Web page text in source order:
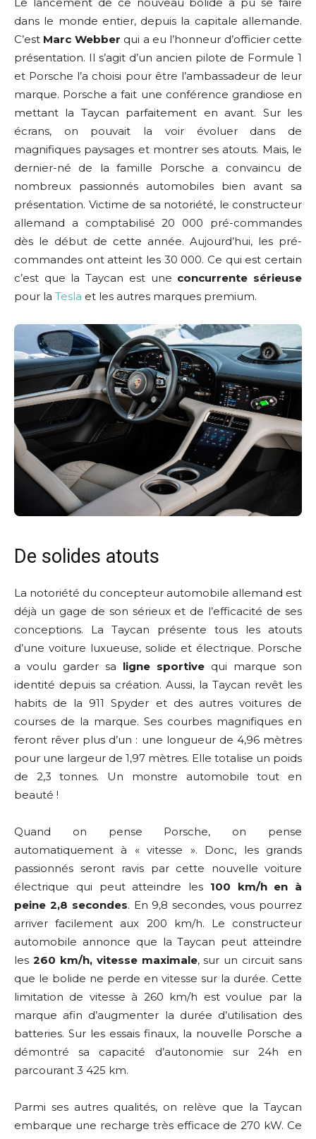
dans le monde entier, depuis la capitale allemande.
C’est Marc Webber qui a eu l’honneur d’officier cette
présentation. Il s’agit d’un ancien pilote de Formule 1
et Porsche l’a choisi pour être l’ambassadeur de leur
marque. Porsche a fait une conférence grandiose en
mettant la Taycan parfaitement en avant. Sur les
écrans, on pouvait la voir évoluer dans de
magnifiques paysages et montrer ses atouts. Mais, le
dernier-né de la famille Porsche a convaincu de
nombreux passionnés automobiles bien avant sa
présentation. Victime de sa notoriété, le constructeur
allemand a comptabilisé 20 000 pré-commandes
dès le début de cette année. Aujourd’hui, les pré-
commandes ont atteint les 30 000. Ce qui est certain
c’est que la Taycan est une concurrente sérieuse
pour la Tesla et les autres marques premium.
De solides atouts
La notoriété du concepteur automobile allemand est
déjà un gage de son sérieux et de l’efficacité de ses
conceptions. La Taycan présente tous les atouts
d’une voiture luxueuse, solide et électrique. Porsche
a voulu garder sa ligne sportive qui marque son
identité depuis sa création. Aussi, la Taycan revêt les
habits de la 911 Spyder et des autres voitures de
courses de la marque. Ses courbes magnifiques en
feront rêver plus d’un : une longueur de 4,96 mètres
pour une largeur de 1,97 mètres. Elle totalise un poids
de 2,3 tonnes. Un monstre automobile tout en
beauté !
Quand on pense Porsche, on pense
automatiquement à « vitesse ». Donc, les grands
passionnés seront ravis par cette nouvelle voiture
électrique qui peut atteindre les 100 km/h en à
peine 2,8 secondes. En 9,8 secondes, vous pourrez
arriver facilement aux 200 km/h. Le constructeur
automobile annonce que la Taycan peut atteindre
les 260 km/h, vitesse maximale, sur un circuit sans
que le bolide ne perde en vitesse sur la durée. Cette
limitation de vitesse à 260 km/h est voulue par la
marque afin d’augmenter la durée d’utilisation des
batteries. Sur les essais finaux, la nouvelle Porsche a
démontré sa capacité d’autonomie sur 24h en
parcourant 3 425 km.
Parmi ses autres qualités, on relève que la Taycan
embarque une recharge très efficace de 270 kW. Ce